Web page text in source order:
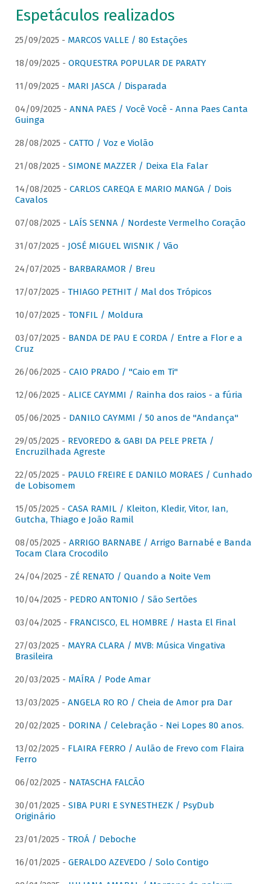
Espetáculos realizados
25/09/2025 - MARCOS VALLE / 80 Estações
18/09/2025 - ORQUESTRA POPULAR DE PARATY
11/09/2025 - MARI JASCA / Disparada
04/09/2025 - ANNA PAES / Você Você - Anna Paes Canta
Guinga
28/08/2025 - CATTO / Voz e Violão
21/08/2025 - SIMONE MAZZER / Deixa Ela Falar
14/08/2025 - CARLOS CAREQA E MARIO MANGA / Dois
Cavalos
07/08/2025 - LAÍS SENNA / Nordeste Vermelho Coração
31/07/2025 - JOSÉ MIGUEL WISNIK / Vão
24/07/2025 - BARBARAMOR / Breu
17/07/2025 - THIAGO PETHIT / Mal dos Trópicos
10/07/2025 - TONFIL / Moldura
03/07/2025 - BANDA DE PAU E CORDA / Entre a Flor e a
Cruz
26/06/2025 - CAIO PRADO / "Caio em Ti"
12/06/2025 - ALICE CAYMMI / Rainha dos raios - a fúria
05/06/2025 - DANILO CAYMMI / 50 anos de "Andança"
29/05/2025 - REVOREDO & GABI DA PELE PRETA /
Encruzilhada Agreste
22/05/2025 - PAULO FREIRE E DANILO MORAES / Cunhado
de Lobisomem
15/05/2025 - CASA RAMIL / Kleiton, Kledir, Vitor, Ian,
Gutcha, Thiago e João Ramil
08/05/2025 - ARRIGO BARNABE / Arrigo Barnabé e Banda
Tocam Clara Crocodilo
24/04/2025 - ZÉ RENATO / Quando a Noite Vem
10/04/2025 - PEDRO ANTONIO / São Sertões
03/04/2025 - FRANCISCO, EL HOMBRE / Hasta El Final
27/03/2025 - MAYRA CLARA / MVB: Música Vingativa
Brasileira
20/03/2025 - MAÍRA / Pode Amar
13/03/2025 - ANGELA RO RO / Cheia de Amor pra Dar
20/02/2025 - DORINA / Celebração - Nei Lopes 80 anos.
13/02/2025 - FLAIRA FERRO / Aulão de Frevo com Flaira
Ferro
06/02/2025 - NATASCHA FALCÃO
30/01/2025 - SIBA PURI E SYNESTHEZK / PsyDub
Originário
23/01/2025 - TROÁ / Deboche
16/01/2025 - GERALDO AZEVEDO / Solo Contigo